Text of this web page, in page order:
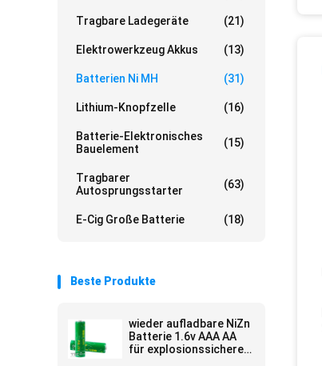
Tragbare Ladegeräte (21)
Elektrowerkzeug Akkus (13)
Batterien Ni MH (31)
Lithium-Knopfzelle (16)
Batterie-Elektronisches
Bauelement
(15)
Tragbarer
Autosprungsstarter
(63)
E-Cig Große Batterie (18)
Beste Produkte
wieder aufladbare NiZn
Batterie 1.6v AAA AA
für explosionssichere